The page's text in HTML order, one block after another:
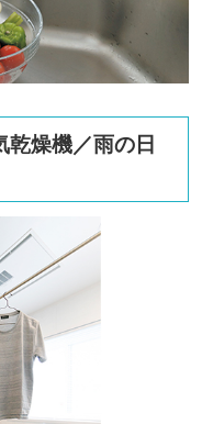
燥機／雨の日